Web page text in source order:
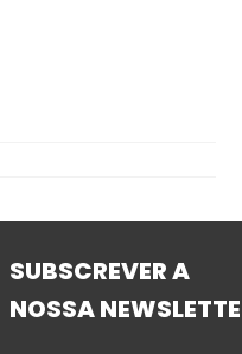
SUBSCREVER A
NOSSA